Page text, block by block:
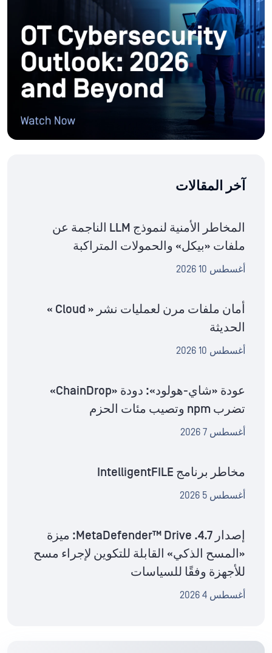
آخر المقالات
المخاطر الأمنية لنموذج LLM الناجمة عن
ملفات «بيكل» والحمولات المتراكبة
أغسطس 10 2026
أمان ملفات مرن لعمليات نشر « Cloud »
الحديثة
أغسطس 10 2026
عودة «شاي-هولود»: دودة «ChainDrop»
تضرب npm وتصيب مئات الحزم
أغسطس 7 2026
مخاطر برنامج IntelligentFILE
أغسطس 5 2026
إصدار MetaDefender™ Drive .4.7: ميزة
«المسح الذكي» القابلة للتكوين لإجراء مسح
للأجهزة وفقًا للسياسات
أغسطس 4 2026